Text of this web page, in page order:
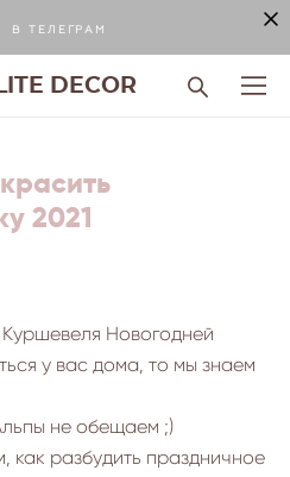
В Т Е Л Е Г Р А М
DECOR
2021
Новогодней
у вас дома, то мы знаем
не обещаем ;)
как разбудить праздничное